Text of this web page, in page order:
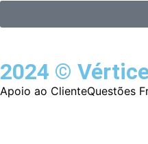
2024 ©
Apoio ao ClienteQuestões